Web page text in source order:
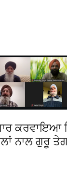
ਕਰਵਾਇਆ
ਗੁਰੂ ਤੇਗ